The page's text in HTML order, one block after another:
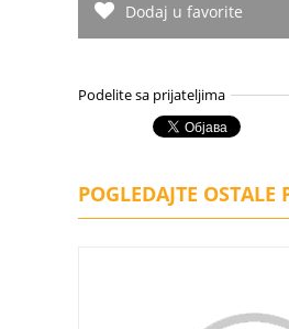
Dodaj u favorite
Podelite sa prijateljima
POGLEDAJTE OSTALE